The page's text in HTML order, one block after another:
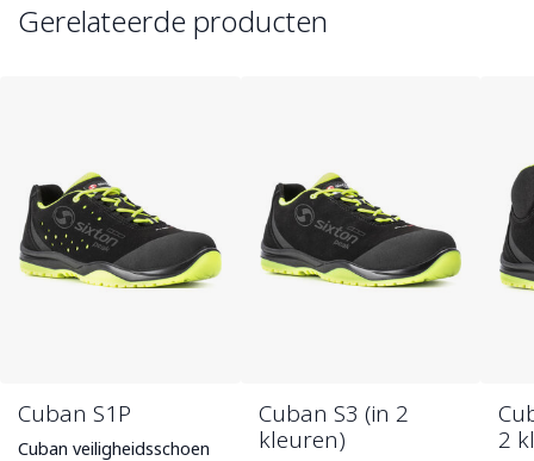
Gerelateerde producten
Cuban S1P
Cuban veiligheidsschoen
Cuban S3 (in 2
kleuren)
2